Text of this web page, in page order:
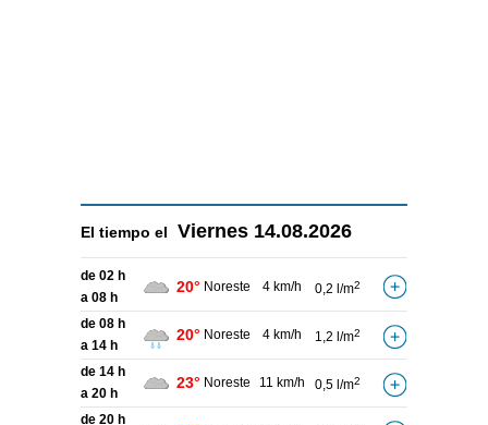
El tiempo el Viernes 14.08.2026
de 02 h
a 08 h
20° Noreste 4 km/h 0,2 l/m2
de 08 h
a 14 h
20° Noreste 4 km/h 1,2 l/m2
de 14 h
a 20 h
23° Noreste 11 km/h 0,5 l/m2
de 20 h